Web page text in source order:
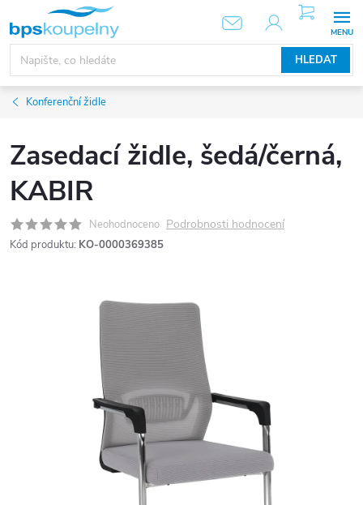
obsah
HLEDAT
NÁKUPNÍ
KOŠÍK
Konferenční židle
Zasedací židle, šedá/černá,
KABIR
Neohodnoceno Podrobnosti hodnocení
Kód produktu: KO-0000369385